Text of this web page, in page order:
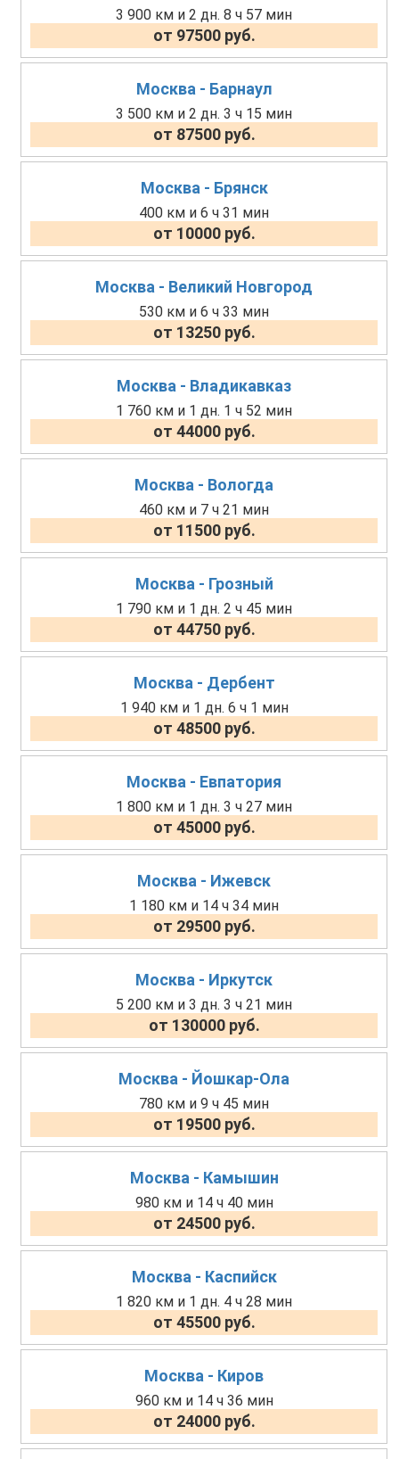
3 900 км и 2 дн. 8 ч 57 мин
от 97500 руб.
Москва - Барнаул
3 500 км и 2 дн. 3 ч 15 мин
от 87500 руб.
Москва - Брянск
400 км и 6 ч 31 мин
от 10000 руб.
Москва - Великий Новгород
530 км и 6 ч 33 мин
от 13250 руб.
Москва - Владикавказ
1 760 км и 1 дн. 1 ч 52 мин
от 44000 руб.
Москва - Вологда
460 км и 7 ч 21 мин
от 11500 руб.
Москва - Грозный
1 790 км и 1 дн. 2 ч 45 мин
от 44750 руб.
Москва - Дербент
1 940 км и 1 дн. 6 ч 1 мин
от 48500 руб.
Москва - Евпатория
1 800 км и 1 дн. 3 ч 27 мин
от 45000 руб.
Москва - Ижевск
1 180 км и 14 ч 34 мин
от 29500 руб.
Москва - Иркутск
5 200 км и 3 дн. 3 ч 21 мин
от 130000 руб.
Москва - Йошкар-Ола
780 км и 9 ч 45 мин
от 19500 руб.
Москва - Камышин
980 км и 14 ч 40 мин
от 24500 руб.
Москва - Каспийск
1 820 км и 1 дн. 4 ч 28 мин
от 45500 руб.
Москва - Киров
960 км и 14 ч 36 мин
от 24000 руб.